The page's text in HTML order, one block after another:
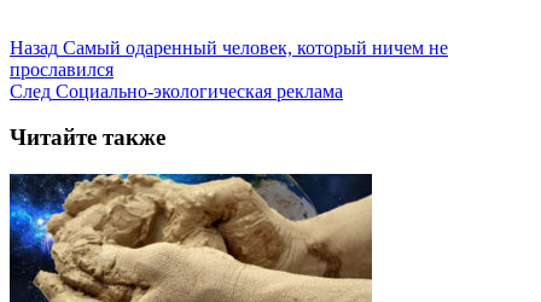
Назад Самый одаренный человек, который ничем не
прославился
След Социально-экологическая реклама
Читайте также